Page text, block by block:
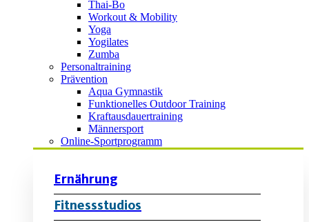
Thai-Bo
Workout & Mobility
Yoga
Yogilates
Zumba
Personaltraining
Prävention
Aqua Gymnastik
Funktionelles Outdoor Training
Kraftausdauertraining
Männersport
Online-Sportprogramm
Ernährung
Fitnessstudios